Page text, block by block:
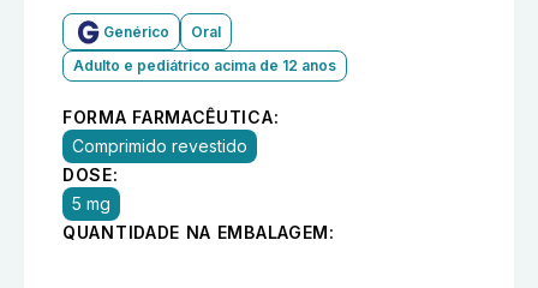
Genérico
Oral
Adulto e pediátrico acima de 12 anos
FORMA FARMACÊUTICA:
Comprimido revestido
DOSE:
5 mg
QUANTIDADE NA EMBALAGEM: